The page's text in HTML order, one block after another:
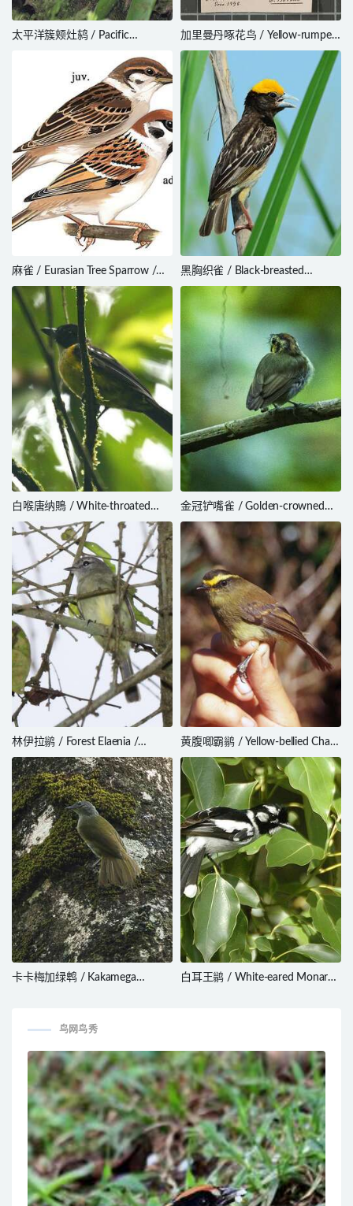
太平洋簇颊灶鸫 / Pacific
加里曼丹啄花鸟 / Yellow-rumped
Flowerpecker / Prionochilus
xanthopygius
麻雀 / Eurasian Tree Sparrow /
Passer montanus
黑胸织雀 / Black-breasted
Weaver / Ploceus benghalensis
白喉唐纳鵙 / White-throated
Shrike-Tanager / Lanio
leucothorax
金冠铲嘴雀 / Golden-crowned
Spadebill / Platyrinchus coronatus
林伊拉鹟 / Forest Elaenia /
Myiopagis gaimardii
黄腹唧霸鹟 / Yellow-bellied Chat-
Tyrant / Silvicultrix diadema
卡卡梅加绿鹎 / Kakamega
白耳王鹟 / White-eared Monarch
鸟网鸟秀